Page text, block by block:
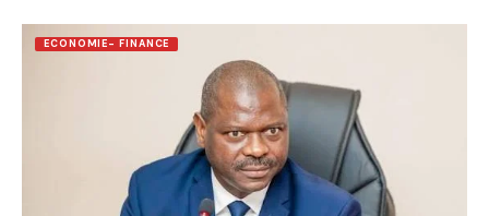
ECONOMIE- FINANCE